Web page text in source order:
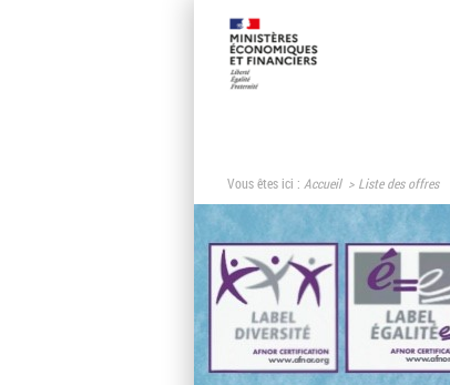
Vous êtes ici : Accueil Liste des offres